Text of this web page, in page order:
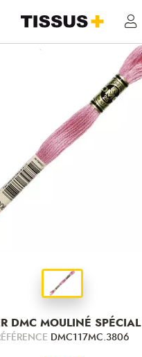
DMC MOULINÉ
DMC117MC.3806